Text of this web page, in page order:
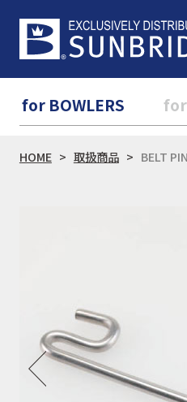
for BOWLERS for
HOME 取扱商品 BELT PIN